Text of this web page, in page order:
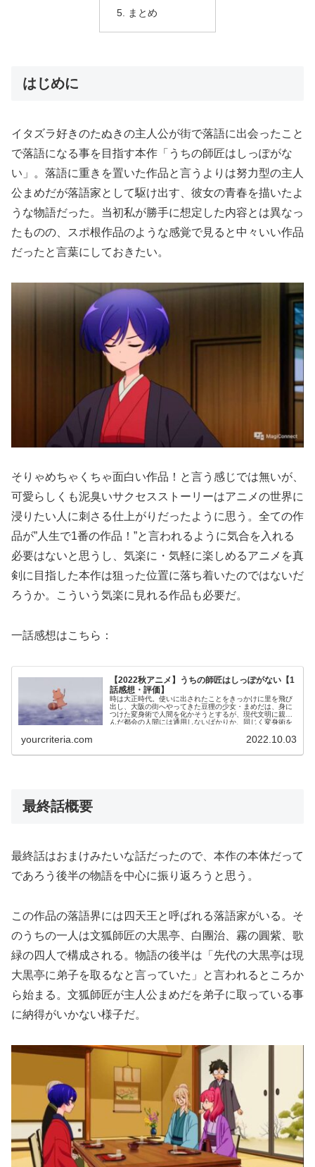
まとめ
はじめに
イタズラ好きのたぬきの主人公が街で落語に出会ったこと
で落語になる事を目指す本作「うちの師匠はしっぽがな
い」。落語に重きを置いた作品と言うよりは努力型の主人
公まめだが落語家として駆け出す、彼女の青春を描いたよ
うな物語だった。当初私が勝手に想定した内容とは異なっ
たものの、スポ根作品のような感覚で見ると中々いい作品
だったと言葉にしておきたい。
そりゃめちゃくちゃ面白い作品！と言う感じでは無いが、
可愛らしくも泥臭いサクセスストーリーはアニメの世界に
浸りたい人に刺さる仕上がりだったように思う。全ての作
品が”人生で1番の作品！”と言われるように気合を入れる
必要はないと思うし、気楽に・気軽に楽しめるアニメを真
剣に目指した本作は狙った位置に落ち着いたのではないだ
ろうか。こういう気楽に見れる作品も必要だ。
一話感想はこちら：
【2022秋アニメ】うちの師匠はしっぽがない【1
話感想・評価】
時は大正時代。使いに出されたことをきっかけに里を飛び
出し、大阪の街へやってきた豆狸の少女・まめだは、身に
つけた変身術で人間を化かそうとするが、現代文明に親し
んだ都会の人間には通用しないばかりか、同じく変身術を
yourcriteria.com 2022.10.03
最終話概要
最終話はおまけみたいな話だったので、本作の本体だって
であろう後半の物語を中心に振り返ろうと思う。
この作品の落語界には四天王と呼ばれる落語家がいる。そ
のうちの一人は文狐師匠の大黒亭、白團治、霧の圓紫、歌
緑の四人で構成される。物語の後半は「先代の大黒亭は現
大黒亭に弟子を取るなと言っていた」と言われるところか
ら始まる。文狐師匠が主人公まめだを弟子に取っている事
に納得がいかない様子だ。